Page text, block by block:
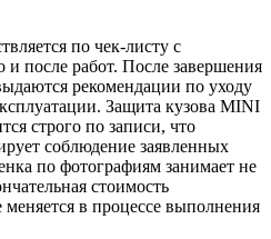
по чек-листу с
и после работ. После завершения
рекомендации по уходу
Защита кузова MINI
строго по записи, что
соблюдение заявленных
по фотографиям занимает не
стоимость
в процессе выполнения